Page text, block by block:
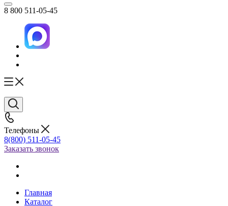
8 800 511-05-45
Телефоны
8(800) 511-05-45
Заказать звонок
Главная
Каталог